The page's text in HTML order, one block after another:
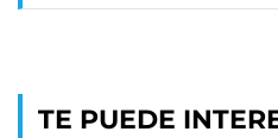
TE PUEDE